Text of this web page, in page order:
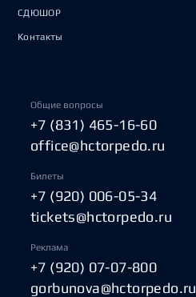
СДЮШОР
Контакты
Общие вопросы
+7 (831) 465-16-60
office@hctorpedo.ru
Билеты
+7 (920) 006-05-34
tickets@hctorpedo.ru
Реклама
+7 (920) 07-07-800
gorbunova@hctorpedo.ru